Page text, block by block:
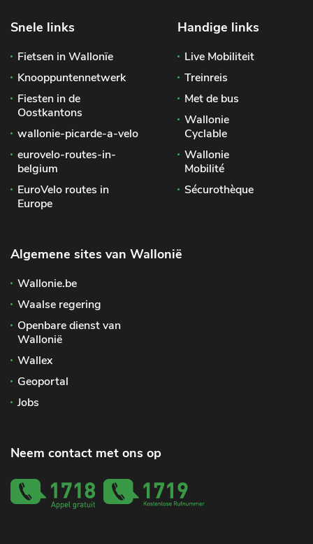
Snele links
Fietsen in Wallonïe
Knooppuntennetwerk
Fiesten in de
Oostkantons
wallonie-picarde-a-velo
eurovelo-routes-in-
belgium
EuroVelo routes in
Europe
Handige links
Live Mobiliteit
Treinreis
Met de bus
Wallonie
Cyclable
Wallonie
Mobilité
Sécurothèque
Algemene sites van Wallonië
Wallonie.be
Waalse regering
Openbare dienst van
Wallonië
Wallex
Geoportal
Jobs
Neem contact met ons op